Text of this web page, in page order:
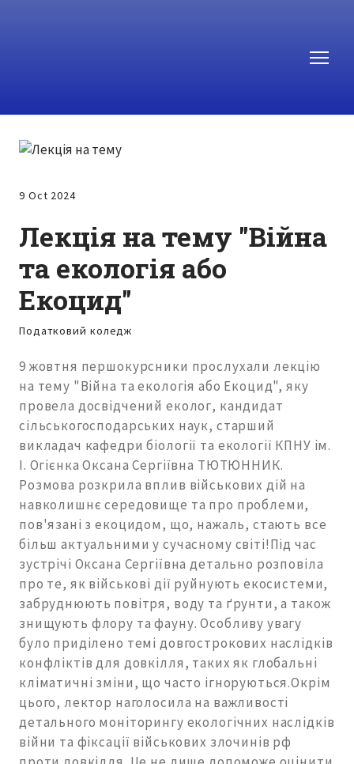
9 Oct 2024
Лекція на тему "Війна
та екологія або
Екоцид"
Податковий коледж
9 жовтня першокурсники прослухали лекцію
на тему "Війна та екологія або Екоцид", яку
провела досвідчений еколог, кандидат
сільськогосподарських наук, старший
викладач кафедри біології та екології КПНУ ім.
І. Огієнка Оксана Сергіївна ТЮТЮННИК.
Розмова розкрила вплив військових дій на
навколишнє середовище та про проблеми,
пов'язані з екоцидом, що, нажаль, стають все
більш актуальними у сучасному світі!Під час
зустрічі Оксана Сергіївна детально розповіла
про те, як військові дії руйнують екосистеми,
забруднюють повітря, воду та ґрунти, а також
знищують флору та фауну. Особливу увагу
було приділено темі довгострокових наслідків
конфліктів для довкілля, таких як глобальні
кліматичні зміни, що часто ігноруються.Окрім
цього, лектор наголосила на важливості
детального моніторингу екологічних наслідків
війни та фіксації військових злочинів рф